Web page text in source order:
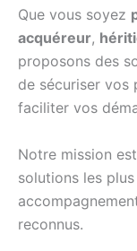
Que vous soyez
acquéreur,
proposons des
de sécuriser
faciliter vos
Notre mission
solutions les
reconnus.